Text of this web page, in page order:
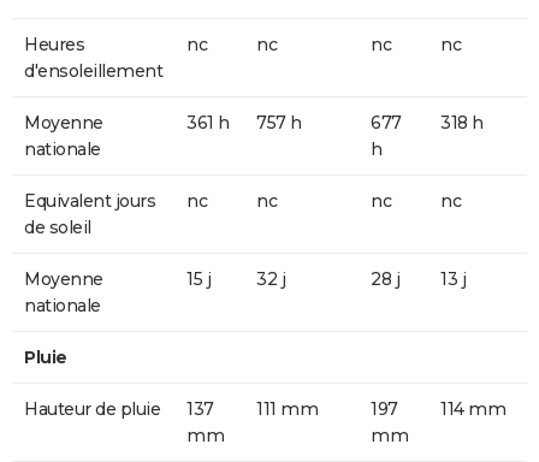
Heures
d'ensoleillement
nc nc nc nc
Moyenne
nationale
361 h 757 h
677
h
318 h
Equivalent jours
de soleil
nc nc nc nc
Moyenne
nationale
15 j 32 j 28 j 13 j
Pluie
Hauteur de pluie
137
mm
111 mm
197
mm
114 mm